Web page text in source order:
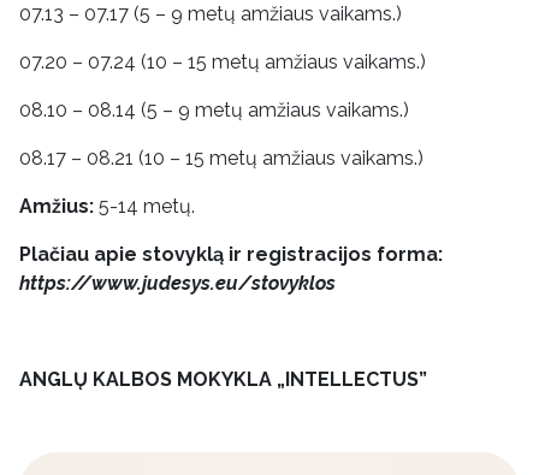
07.13 – 07.17 (5 – 9 metų amžiaus vaikams.)
07.20 – 07.24 (10 – 15 metų amžiaus vaikams.)
08.10 – 08.14 (5 – 9 metų amžiaus vaikams.)
08.17 – 08.21 (10 – 15 metų amžiaus vaikams.)
Amžius: 5-14 metų.
Plačiau apie stovyklą ir registracijos forma:
https://www.judesys.eu/stovyklos
ANGLŲ KALBOS MOKYKLA „INTELLECTUS”